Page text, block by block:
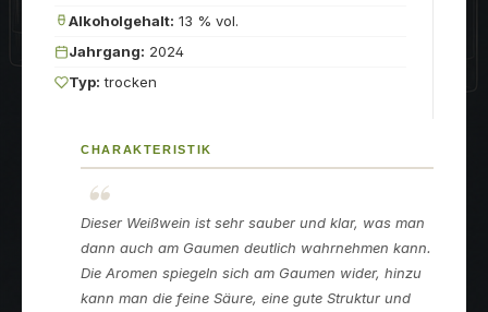
Alkoholgehalt: 13 % vol.
Jahrgang: 2024
Typ: trocken
CHARAKTERISTIK
Dieser Weißwein ist sehr sauber und klar, was man
dann auch am Gaumen deutlich wahrnehmen kann.
Die Aromen spiegeln sich am Gaumen wider, hinzu
kann man die feine Säure, eine gute Struktur und